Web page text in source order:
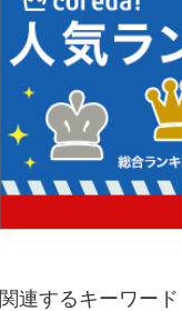
関連するキーワード